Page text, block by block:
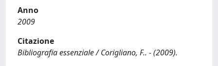
Anno
2009
Citazione
Bibliografia essenziale / Corigliano, F.. - (2009).